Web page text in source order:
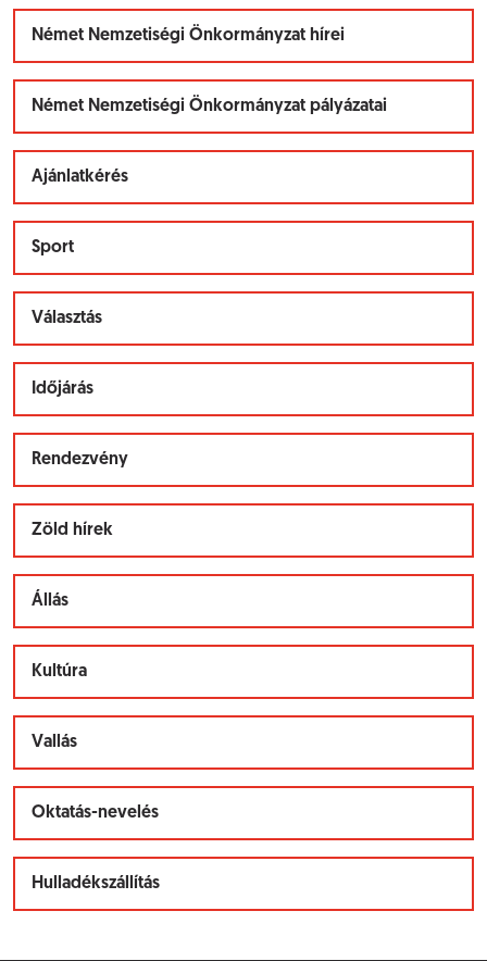
Német Nemzetiségi Önkormányzat hírei
Német Nemzetiségi Önkormányzat pályázatai
Ajánlatkérés
Sport
Választás
Időjárás
Rendezvény
Zöld hírek
Állás
Kultúra
Vallás
Oktatás-nevelés
Hulladékszállítás